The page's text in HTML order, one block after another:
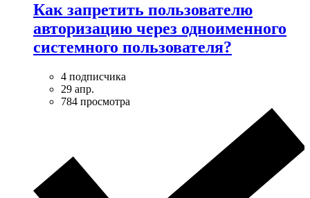
Как запретить пользователю
авторизацию через одноименного
системного пользователя?
4 подписчика
29 апр.
784 просмотра